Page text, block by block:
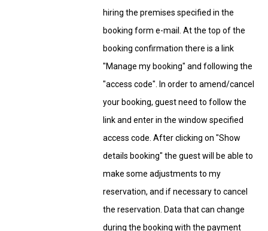
hiring the premises specified in the
booking form e-mail. At the top of the
booking confirmation there is a link
"Manage my booking" and following the
"access code". In order to amend/cancel
your booking, guest need to follow the
link and enter in the window specified
access code. After clicking on "Show
details booking" the guest will be able to
make some adjustments to my
reservation, and if necessary to cancel
the reservation. Data that can change
during the booking with the payment